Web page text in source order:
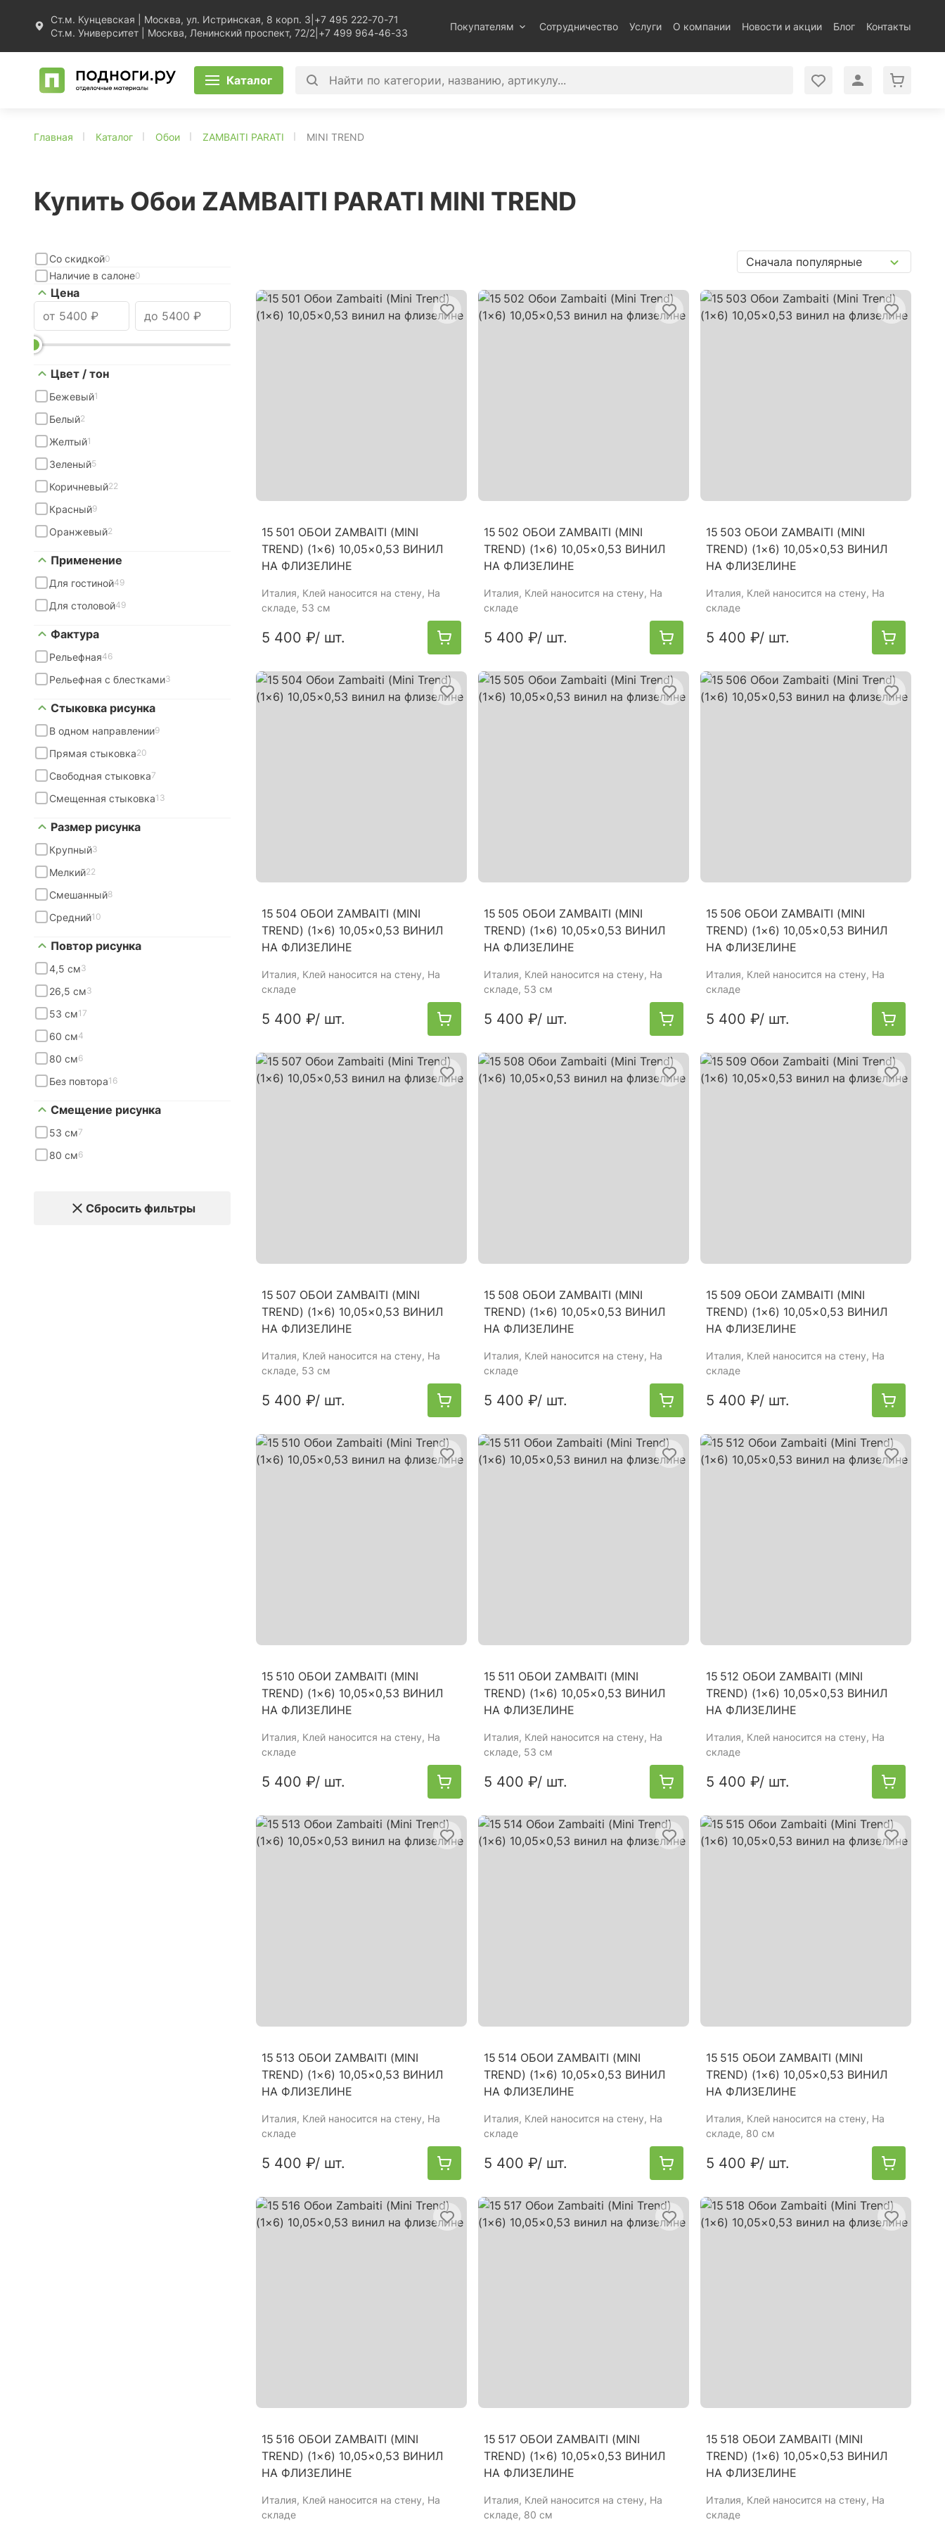
Ст.м. Кунцевская | Москва, ул. Истринская, 8 корп. 3 +7 495 222-70-71
Ст.м. Университет | Москва, Ленинский проспект, 72/2 +7 499 964-46-33
Покупателям Сотрудничество Услуги О компании Новости и акции Блог Контакты
Каталог
Главная Каталог Обои ZAMBAITI PARATI MINI TREND
Купить Обои ZAMBAITI PARATI MINI TREND
Со скидкой0
Наличие в салоне0
Цена
Цвет / тон
Бежевый1
Белый2
Желтый1
Зеленый5
Коричневый22
Красный9
Оранжевый2
Применение
Для гостиной49
Для столовой49
Фактура
Рельефная46
Рельефная с блестками3
Стыковка рисунка
В одном направлении9
Прямая стыковка20
Свободная стыковка7
Смещенная стыковка13
Размер рисунка
Крупный3
Мелкий22
Смешанный8
Средний10
Повтор рисунка
4,5 см3
26,5 см3
53 см17
60 см4
80 см6
Без повтора16
Смещение рисунка
53 см7
80 см6
Сбросить фильтры
Сначала популярные
15 501 ОБОИ ZAMBAITI (MINI
TREND) (1×6) 10,05×0,53 ВИНИЛ
НА ФЛИЗЕЛИНЕ
Италия, Клей наносится на стену, На
складе, 53 см
5 400 ₽/ шт.
15 502 ОБОИ ZAMBAITI (MINI
TREND) (1×6) 10,05×0,53 ВИНИЛ
НА ФЛИЗЕЛИНЕ
Италия, Клей наносится на стену, На
складе
5 400 ₽/ шт.
15 503 ОБОИ ZAMBAITI (MINI
TREND) (1×6) 10,05×0,53 ВИНИЛ
НА ФЛИЗЕЛИНЕ
Италия, Клей наносится на стену, На
складе
5 400 ₽/ шт.
15 504 ОБОИ ZAMBAITI (MINI
TREND) (1×6) 10,05×0,53 ВИНИЛ
НА ФЛИЗЕЛИНЕ
Италия, Клей наносится на стену, На
складе
5 400 ₽/ шт.
15 505 ОБОИ ZAMBAITI (MINI
TREND) (1×6) 10,05×0,53 ВИНИЛ
НА ФЛИЗЕЛИНЕ
Италия, Клей наносится на стену, На
складе, 53 см
5 400 ₽/ шт.
15 506 ОБОИ ZAMBAITI (MINI
TREND) (1×6) 10,05×0,53 ВИНИЛ
НА ФЛИЗЕЛИНЕ
Италия, Клей наносится на стену, На
складе
5 400 ₽/ шт.
15 507 ОБОИ ZAMBAITI (MINI
TREND) (1×6) 10,05×0,53 ВИНИЛ
НА ФЛИЗЕЛИНЕ
Италия, Клей наносится на стену, На
складе, 53 см
5 400 ₽/ шт.
15 508 ОБОИ ZAMBAITI (MINI
TREND) (1×6) 10,05×0,53 ВИНИЛ
НА ФЛИЗЕЛИНЕ
Италия, Клей наносится на стену, На
складе
5 400 ₽/ шт.
15 509 ОБОИ ZAMBAITI (MINI
TREND) (1×6) 10,05×0,53 ВИНИЛ
НА ФЛИЗЕЛИНЕ
Италия, Клей наносится на стену, На
складе
5 400 ₽/ шт.
15 510 ОБОИ ZAMBAITI (MINI
TREND) (1×6) 10,05×0,53 ВИНИЛ
НА ФЛИЗЕЛИНЕ
Италия, Клей наносится на стену, На
складе
5 400 ₽/ шт.
15 511 ОБОИ ZAMBAITI (MINI
TREND) (1×6) 10,05×0,53 ВИНИЛ
НА ФЛИЗЕЛИНЕ
Италия, Клей наносится на стену, На
складе, 53 см
5 400 ₽/ шт.
15 512 ОБОИ ZAMBAITI (MINI
TREND) (1×6) 10,05×0,53 ВИНИЛ
НА ФЛИЗЕЛИНЕ
Италия, Клей наносится на стену, На
складе
5 400 ₽/ шт.
15 513 ОБОИ ZAMBAITI (MINI
TREND) (1×6) 10,05×0,53 ВИНИЛ
НА ФЛИЗЕЛИНЕ
Италия, Клей наносится на стену, На
складе
5 400 ₽/ шт.
15 514 ОБОИ ZAMBAITI (MINI
TREND) (1×6) 10,05×0,53 ВИНИЛ
НА ФЛИЗЕЛИНЕ
Италия, Клей наносится на стену, На
складе
5 400 ₽/ шт.
15 515 ОБОИ ZAMBAITI (MINI
TREND) (1×6) 10,05×0,53 ВИНИЛ
НА ФЛИЗЕЛИНЕ
Италия, Клей наносится на стену, На
складе, 80 см
5 400 ₽/ шт.
15 516 ОБОИ ZAMBAITI (MINI
TREND) (1×6) 10,05×0,53 ВИНИЛ
НА ФЛИЗЕЛИНЕ
Италия, Клей наносится на стену, На
складе
15 517 ОБОИ ZAMBAITI (MINI
TREND) (1×6) 10,05×0,53 ВИНИЛ
НА ФЛИЗЕЛИНЕ
Италия, Клей наносится на стену, На
складе, 80 см
15 518 ОБОИ ZAMBAITI (MINI
TREND) (1×6) 10,05×0,53 ВИНИЛ
НА ФЛИЗЕЛИНЕ
Италия, Клей наносится на стену, На
складе